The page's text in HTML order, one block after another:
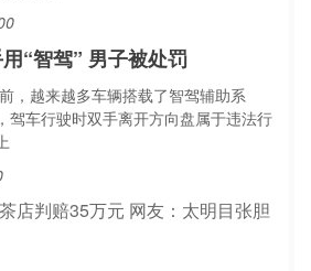
“智驾” 男子被处罚
，越来越多车辆搭载了智驾辅助系
驾车行驶时双手离开方向盘属于违法行